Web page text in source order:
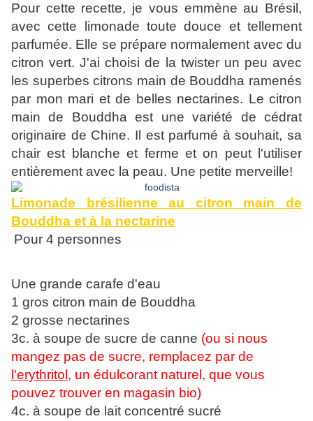
Pour cette recette, je vous emmène au Brésil,
avec cette limonade toute douce et tellement
parfumée. Elle se prépare normalement avec du
citron vert. J'ai choisi de la twister un peu avec
les superbes citrons main de Bouddha ramenés
par mon mari et de belles nectarines. Le citron
main de Bouddha est une variété de cédrat
originaire de Chine. Il est parfumé à souhait, sa
chair est blanche et ferme et on peut l'utiliser
entièrement avec la peau. Une petite merveille!
Limonade brésilienne au citron main de
Bouddha et à la nectarine
Pour 4 personnes
Une grande carafe d'eau
1 gros citron main de Bouddha
2 grosse nectarines
3c. à soupe de sucre de canne (ou si nous
mangez pas de sucre, remplacez par de
l'erythritol , un édulcorant naturel, que vous
pouvez trouver en magasin bio)
4c. à soupe de lait concentré sucré